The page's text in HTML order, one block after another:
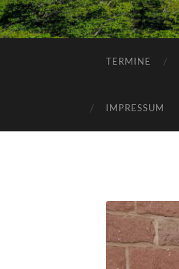
TERMINE
IMPRESSUM